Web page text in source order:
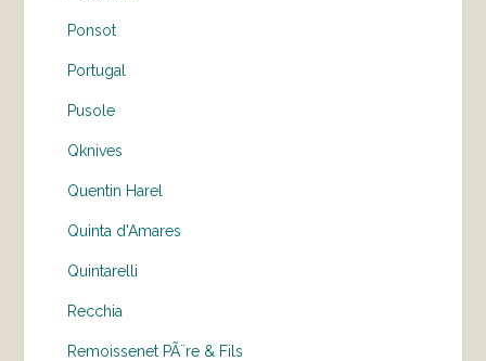
Ponsot
Portugal
Pusole
Qknives
Quentin Harel
Quinta d'Amares
Quintarelli
Recchia
Remoissenet PÃ¨re & Fils